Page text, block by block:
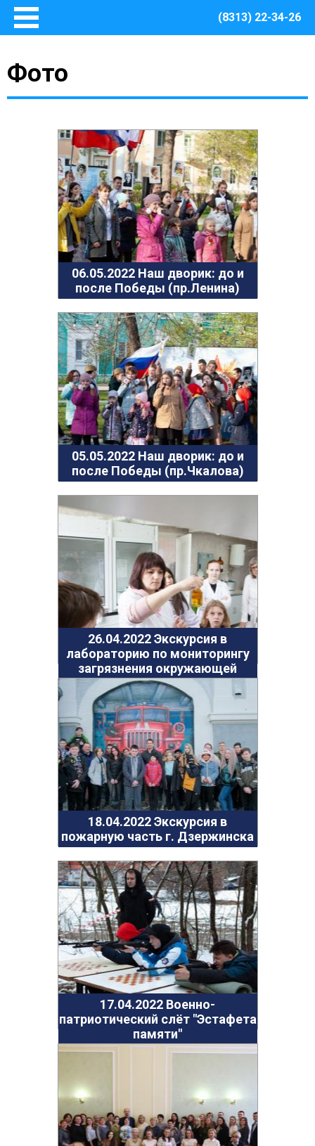
(8313) 22-34-26
Основные сведения
О Центре
Методическое сопровождение
Структура Центра
Руководство
Финансово – хозяйственная деятельность
Информация о закупках товаров, работ, услуг для
обеспечения муниципальных нужд Центра
Безопасная среда
Охрана труда
Пожарная безопасность
Антитеррористическая защищенность
ГО и ЧС
О правилах безопасности при морозе
Безопасность дорожного движения
Безопасность на железной дороге
Безопасность на воде
Профилактика асоциального поведения
Безопасность в интернете
Мошенники не дремлют
ЭЛЕКТРИЧЕСКИЙ ТОК - ДЕТЯМ НЕ ДРУГ!
ОСТОРОЖНО, КЛЕЩИ!
Противодействие коррупции
Информация о кадровом обеспечении, вакансии
Юридические реквизиты Центра
Белая ладья
Бригантина
Каравелла
Комета
Оберег
Орлёнок
Пионер
Ровесник
Фортуна
Психолог спешит на помощь
06.05.2022 Наш дворик: до и после Победы
(пр.Чкалова)
26.04.2022 Экскурсия в лабораторию по
мониторингу загрязнения окружающей среды
Дзержинск
Фото
06.05.2022 Наш дворик: до и
после Победы (пр.Ленина)
05.05.2022 Наш дворик: до и
после Победы (пр.Чкалова)
26.04.2022 Экскурсия в
лабораторию по мониторингу
загрязнения окружающей
среды Дзержинск
18.04.2022 Экскурсия в
пожарную часть г. Дзержинска
17.04.2022 Военно-
патриотический слёт "Эстафета
памяти"